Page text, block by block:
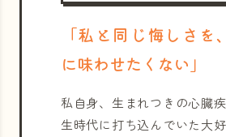
「私と同じ悔しさを
に味わせたくない」
私自身、生まれつきの心臓
生時代に打ち込んでいた大